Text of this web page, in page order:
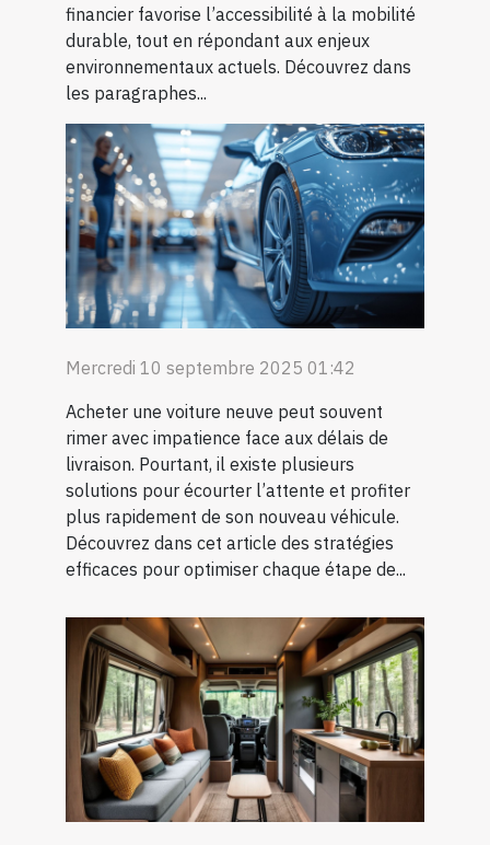
financier favorise l’accessibilité à la mobilité
durable, tout en répondant aux enjeux
environnementaux actuels. Découvrez dans
les paragraphes...
Mercredi 10 septembre 2025 01:42
Acheter une voiture neuve peut souvent
rimer avec impatience face aux délais de
livraison. Pourtant, il existe plusieurs
solutions pour écourter l’attente et profiter
plus rapidement de son nouveau véhicule.
Découvrez dans cet article des stratégies
efficaces pour optimiser chaque étape de...